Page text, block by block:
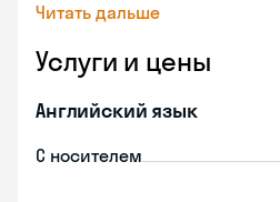
Читать дальше
Услуги и цены
Английский язык
С носителем